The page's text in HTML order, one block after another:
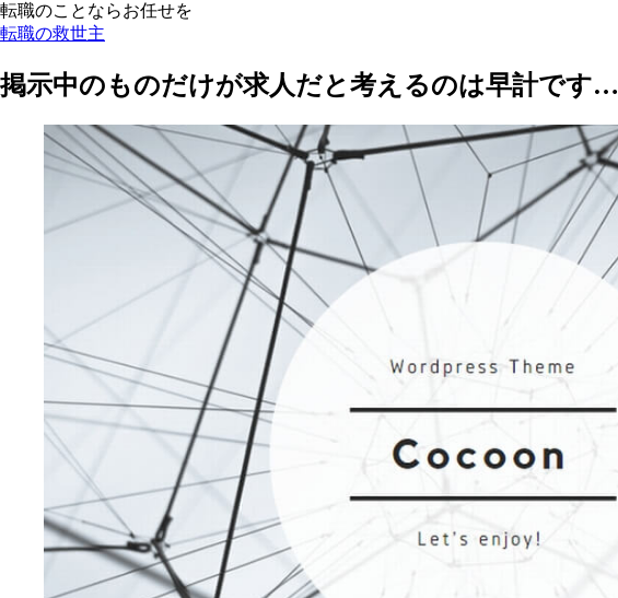
転職のことならお任せを
転職の救世主
掲示中のものだけが求人だと考えるのは早計です…